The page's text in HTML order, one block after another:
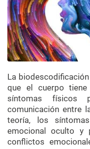
La
que el cuerpo
síntomas físicos
comunicación entre
teoría, los
emocional oculto y
conflictos